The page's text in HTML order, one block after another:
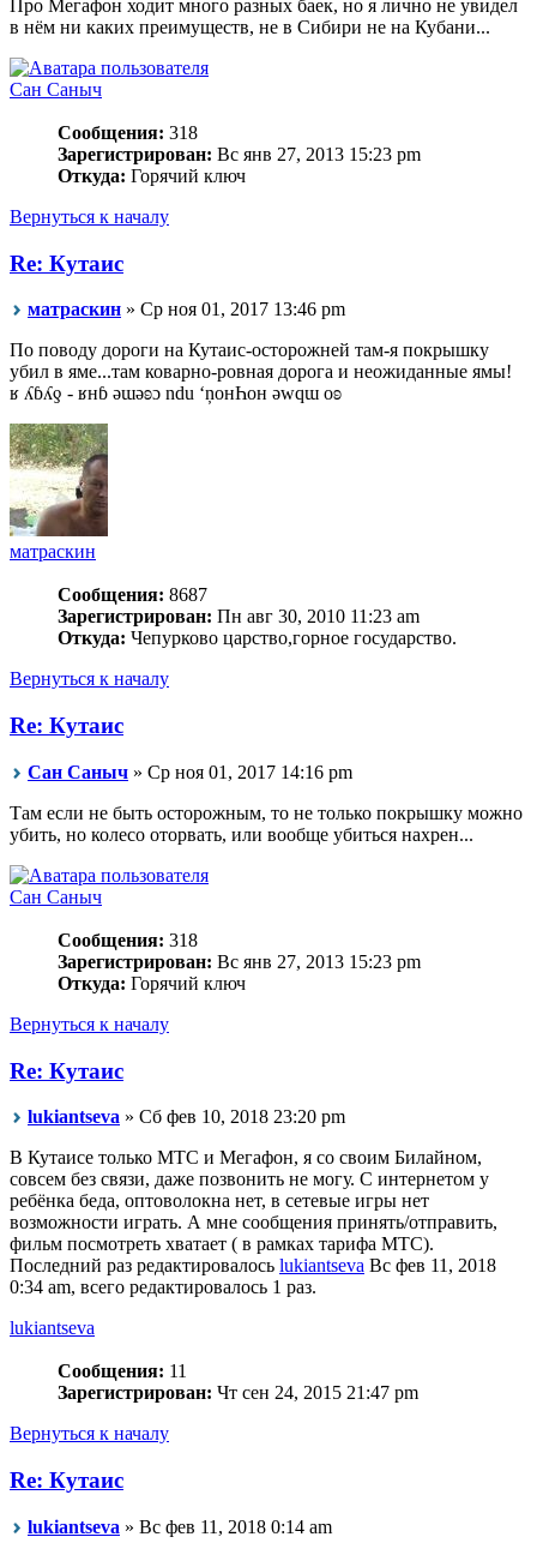
Про Мегафон ходит много разных баек, но я лично не увидел
в нём ни каких преимуществ, не в Сибири не на Кубани...
Сан Саныч
Сообщения: 318
Зарегистрирован: Вс янв 27, 2013 15:23 pm
Откуда: Горячий ключ
Вернуться к началу
Re: Кутаис
матраскин » Ср ноя 01, 2017 13:46 pm
По поводу дороги на Кутаис-осторожней там-я покрышку
убил в яме...там коварно-ровная дорога и неожиданные ямы!
ʁ ʎɓʎƍ - ʁнɓ ǝɯǝʚɔ ndu ‘ņонҺон ǝwqɯ оʚ
матраскин
Сообщения: 8687
Зарегистрирован: Пн авг 30, 2010 11:23 am
Откуда: Чепурково царство,горное государство.
Вернуться к началу
Re: Кутаис
Сан Саныч » Ср ноя 01, 2017 14:16 pm
Там если не быть осторожным, то не только покрышку можно
убить, но колесо оторвать, или вообще убиться нахрен...
Сан Саныч
Сообщения: 318
Зарегистрирован: Вс янв 27, 2013 15:23 pm
Откуда: Горячий ключ
Вернуться к началу
Re: Кутаис
lukiantseva » Сб фев 10, 2018 23:20 pm
В Кутаисе только МТС и Мегафон, я со своим Билайном,
совсем без связи, даже позвонить не могу. С интернетом у
ребёнка беда, оптоволокна нет, в сетевые игры нет
возможности играть. А мне сообщения принять/отправить,
фильм посмотреть хватает ( в рамках тарифа МТС).
Последний раз редактировалось lukiantseva Вс фев 11, 2018
0:34 am, всего редактировалось 1 раз.
lukiantseva
Сообщения: 11
Зарегистрирован: Чт сен 24, 2015 21:47 pm
Вернуться к началу
Re: Кутаис
lukiantseva » Вс фев 11, 2018 0:14 am